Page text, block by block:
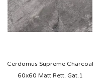
Cerdomus Supreme Charcoal
60x60 Matt Rett. Gat.1